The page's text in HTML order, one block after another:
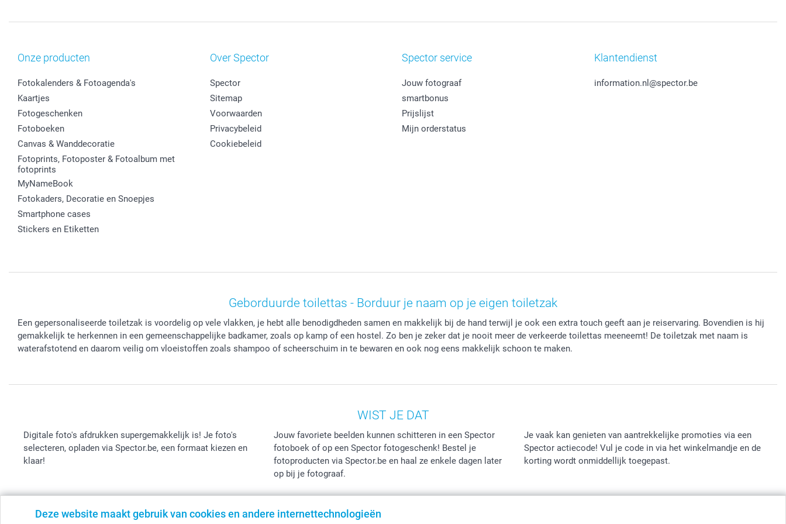
Deze website maakt gebruik van cookies en andere internettechnologieën
Onze producten
Fotokalenders & Fotoagenda's
Kaartjes
Fotogeschenken
Fotoboeken
Canvas & Wanddecoratie
Fotoprints, Fotoposter & Fotoalbum met
fotoprints
MyNameBook
Fotokaders, Decoratie en Snoepjes
Smartphone cases
Stickers en Etiketten
Over Spector
Spector
Sitemap
Voorwaarden
Privacybeleid
Cookiebeleid
Spector service
Jouw fotograaf
smartbonus
Prijslijst
Mijn orderstatus
Klantendienst
information.nl@spector.be
Geborduurde toilettas - Borduur je naam op je eigen toiletzak
Een gepersonaliseerde toiletzak is voordelig op vele vlakken, je hebt alle benodigdheden samen en makkelijk bij de hand terwijl je ook een extra touch geeft aan je reiservaring. Bovendien is hij
gemakkelijk te herkennen in een gemeenschappelijke badkamer, zoals op kamp of een hostel. Zo ben je zeker dat je nooit meer de verkeerde toilettas meeneemt! De toiletzak met naam is
waterafstotend en daarom veilig om vloeistoffen zoals shampoo of scheerschuim in te bewaren en ook nog eens makkelijk schoon te maken.
WIST JE DAT
Digitale foto's afdrukken supergemakkelijk is! Je foto's
selecteren, opladen via Spector.be, een formaat kiezen en
klaar!
Jouw favoriete beelden kunnen schitteren in een Spector
fotoboek of op een Spector fotogeschenk! Bestel je
fotoproducten via Spector.be en haal ze enkele dagen later
op bij je fotograaf.
Je vaak kan genieten van aantrekkelijke promoties via een
Spector actiecode! Vul je code in via het winkelmandje en de
korting wordt onmiddellijk toegepast.
© smartphoto group. Alle rechten voorbehouden